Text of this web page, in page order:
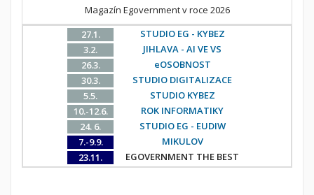
Magazín Egovernment v roce 2026
27.1.
STUDIO EG - KYBEZ
3.2.
JIHLAVA - AI VE VS
26.3.
eOSOBNOST
30.3.
STUDIO DIGITALIZACE
5.5.
STUDIO KYBEZ
10.-12.6.
ROK INFORMATIKY
24. 6.
STUDIO EG - EUDIW
7.-9.9.
MIKULOV
23.11.
EGOVERNMENT THE BEST